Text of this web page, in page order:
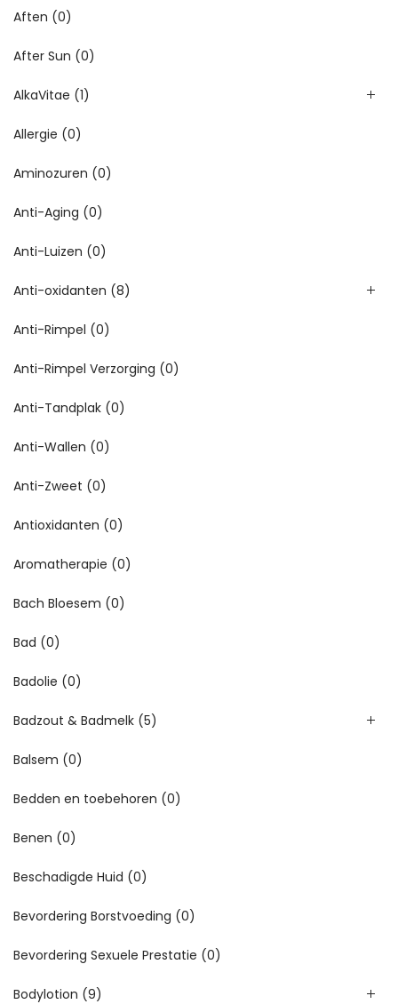
Aften (0)
After Sun (0)
AlkaVitae (1)
Allergie (0)
Aminozuren (0)
Anti-Aging (0)
Anti-Luizen (0)
Anti-oxidanten (8)
Anti-Rimpel (0)
Anti-Rimpel Verzorging (0)
Anti-Tandplak (0)
Anti-Wallen (0)
Anti-Zweet (0)
Antioxidanten (0)
Aromatherapie (0)
Bach Bloesem (0)
Bad (0)
Badolie (0)
Badzout & Badmelk (5)
Balsem (0)
Bedden en toebehoren (0)
Benen (0)
Beschadigde Huid (0)
Bevordering Borstvoeding (0)
Bevordering Sexuele Prestatie (0)
Bodylotion (9)